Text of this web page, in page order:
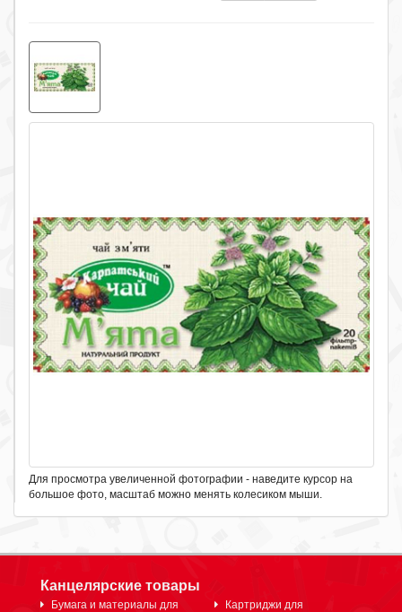
Для просмотра увеличенной фотографии - наведите курсор на
большое фото, масштаб можно менять колесиком мыши.
Канцелярские товары
Бумага и материалы для
Картриджи для